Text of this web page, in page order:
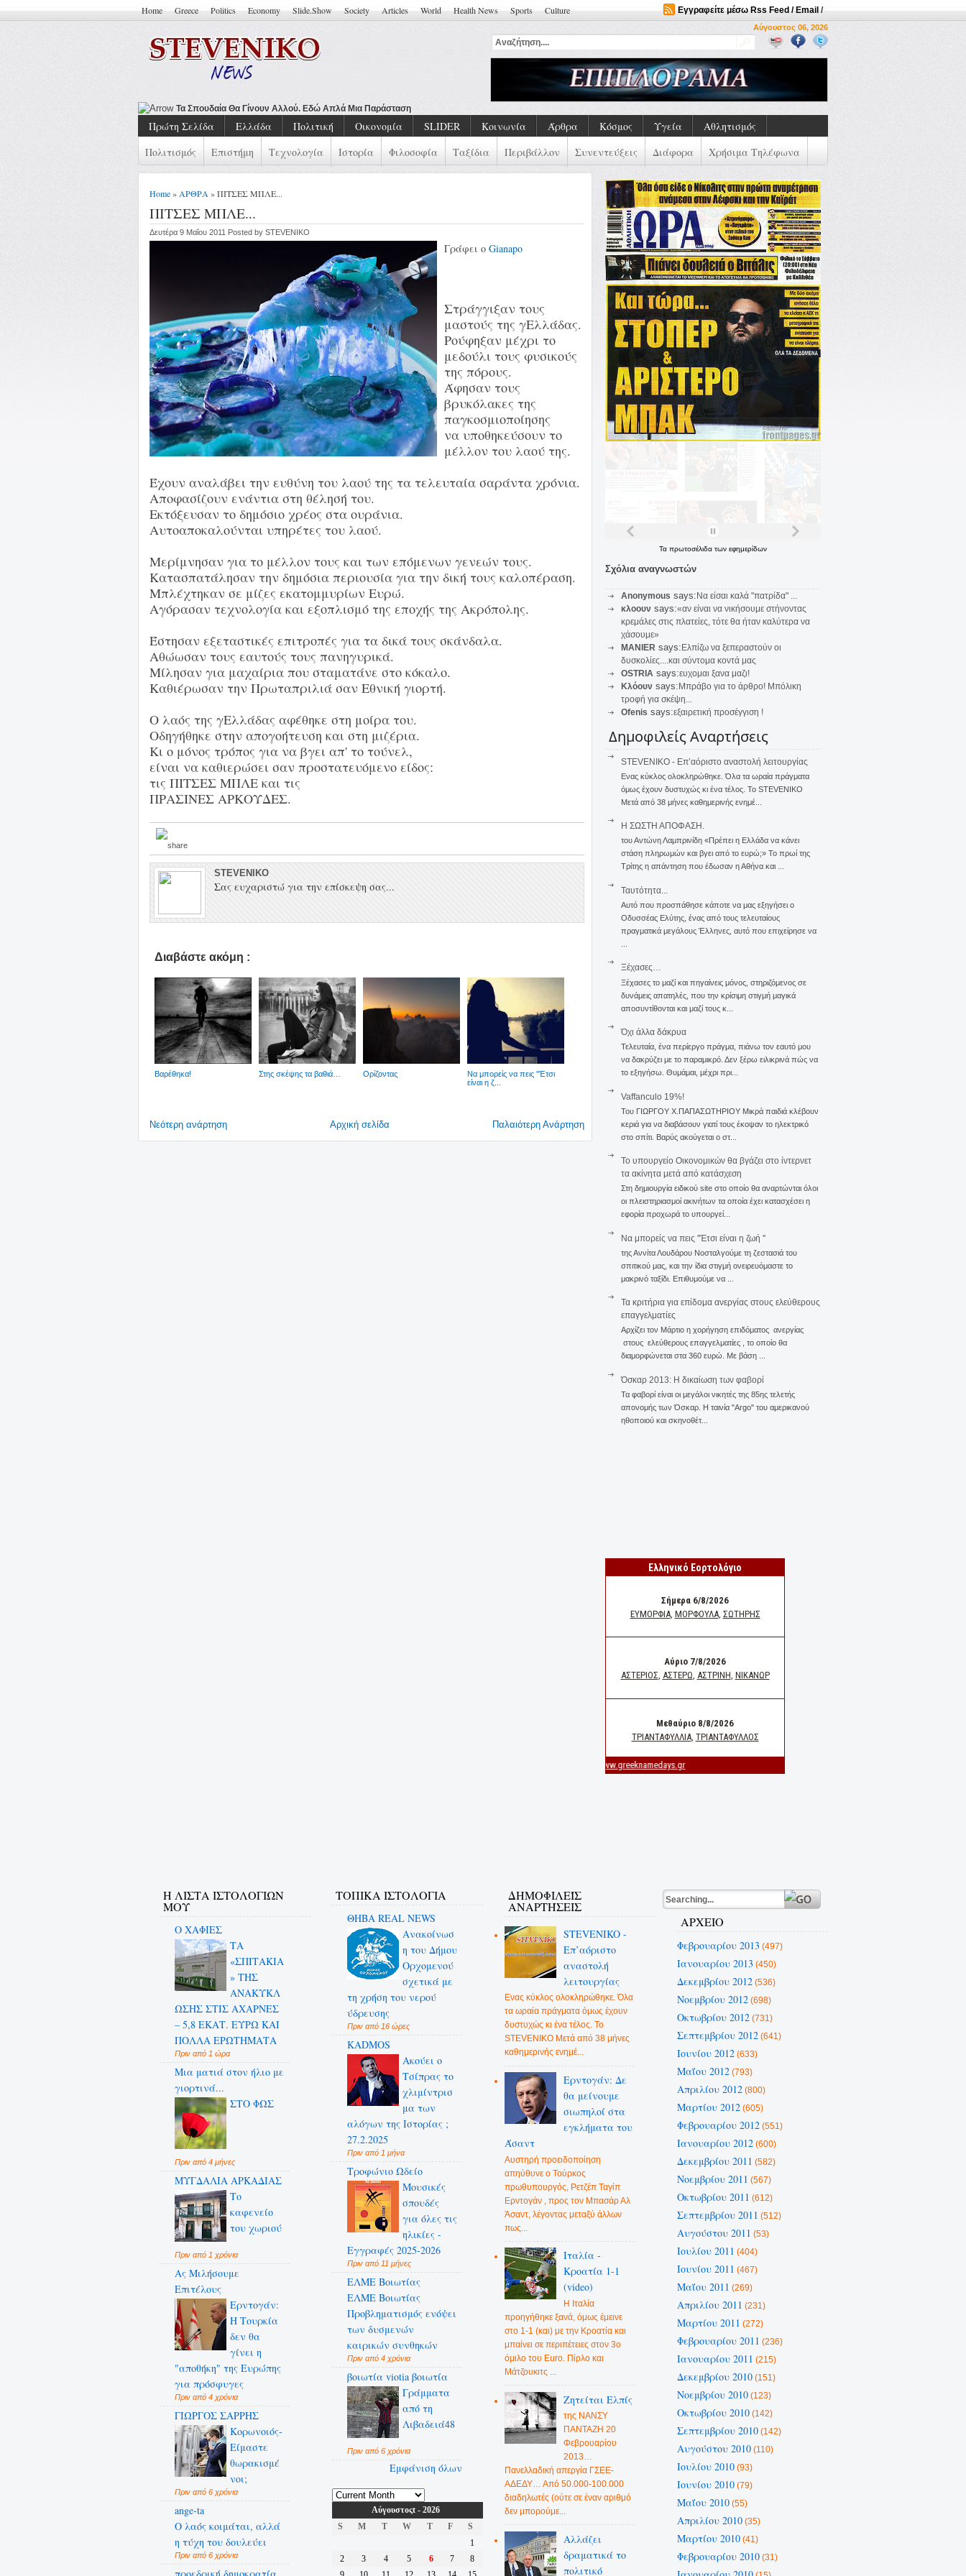
Home Greece Politics Economy Slide.Show Society Articles World Health News Sports Culture Εγγραφείτε μέσω Rss Feed / Email /
Αύγουστος 06, 2026
Τα Σπουδαία Θα Γίνουν Αλλού. Εδώ Απλά Μια Παράσταση
Πρώτη Σελίδα Ελλάδα Πολιτική Οικονομία SLIDER Κοινωνία Άρθρα Κόσμος Υγεία
Αθλητισμός
Πολιτισμός
Επιστήμη Τεχνολογία Ιστορία Φιλοσοφία Ταξίδια Περιβάλλον Συνεντεύξεις Διάφορα Χρήσιμα Τηλέφωνα
Home» ΑΡΘΡΑ » ΠΙΤΣΕΣ ΜΠΛΕ...
ΠΙΤΣΕΣ ΜΠΛΕ...
Δευτέρα 9 Μαΐου 2011 Posted by STEVENIKO
Γράφει ο Gianapo
Στράγγιξαν τους
μαστούς της γΕλλάδας.
Ρούφηξαν μέχρι το
μεδούλι τους φυσικούς
της πόρους.
Άφησαν τους
βρυκόλακες της
παγκοσμιοποίησης
να υποθηκεύσουν το
μέλλον του λαού της.
Έχουν αναλάβει την ευθύνη του λαού της τα τελευταία σαράντα χρόνια.
Αποφασίζουν ενάντια στη θέλησή του.
Εκτόξευσαν το δημόσιο χρέος στα ουράνια.
Αυτοαποκαλούνται υπηρέτες του λαού.
Μερίμνησαν για το μέλλον τους και των επόμενων γενεών τους.
Κατασπατάλησαν την δημόσια περιουσία για την δική τους καλοπέραση.
Μπλέχτηκαν σε μίζες εκατομμυρίων Ευρώ.
Αγόρασαν τεχνολογία και εξοπλισμό της εποχής της Ακρόπολης.
Έστησαν εξεταστικές επιτροπές για τα δικά τους σκάνδαλα.
Αθώωσαν τους εαυτούς τους πανηγυρικά.
Μίλησαν για μαχαίρια που σταματάνε στο κόκαλο.
Καθιέρωσαν την Πρωταπριλιά σαν Εθνική γιορτή.
Ο λαός της γΕλλάδας αφέθηκε στη μοίρα του.
Οδηγήθηκε στην απογοήτευση και στη μιζέρια.
Κι ο μόνος τρόπος για να βγει απ' το τούνελ,
είναι να καθιερώσει σαν προστατευόμενο είδος:
τις ΠΙΤΣΕΣ ΜΠΛΕ και τις
ΠΡΑΣΙΝΕΣ ΑΡΚΟΥΔΕΣ.
STEVENIKO
Σας ευχαριστώ για την επίσκεψη σας...
Διαβάστε ακόμη :
Βαρέθηκα! Στης σκέψης τα βαθιά… Ορίζοντας
Να μπορείς να πεις ''Έτσι
είναι η ζ...
Νεότερη ανάρτηση Παλαιότερη Ανάρτηση
Αρχική σελίδα
Τα πρωτοσέλιδα των εφημερίδων
Σχόλια αναγνωστών
Anonymous says: Να είσαι καλά "πατρίδα" ...
κλοουν says:«αν είναι να νικήσουμε στήνοντας
κρεμάλες στις πλατείες, τότε θα ήταν καλύτερα να
χάσουμε»
MANIER says: Ελπίζω να ξεπεραστούν οι
δυσκολίες....και σύντομα κοντά μας
OSTRIA says:ευχομαι ξανα μαζι!
Κλόουν says: Μπράβο για το άρθρο! Μπόλικη
τροφή για σκέψη...
Ofenis says:εξαιρετική προσέγγιση !
Δημοφιλείς Αναρτήσεις
STEVENIKO - Επ’αόριστο αναστολή λειτουργίας
Ενας κύκλος ολοκληρώθηκε. Όλα τα ωραία πράγματα
όμως έχουν δυστυχώς κι ένα τέλος. Το STEVENIKO
Μετά από 38 μήνες καθημερινής ενημέ...
Η ΣΩΣΤΗ ΑΠΟΦΑΣΗ.
του Αντώνη Λαμπρινίδη «Πρέπει η Ελλάδα να κάνει
στάση πληρωμών και βγει από το ευρώ;» Το πρωί της
Τρίτης η απάντηση που έδωσαν η Αθήνα και ...
Ταυτότητα...
Αυτό που προσπάθησε κάποτε να μας εξηγήσει ο
Οδυσσέας Ελύτης, ένας από τους τελευταίους
πραγματικά μεγάλους Έλληνες, αυτό που επιχείρησε να
Ξέχασες…
Ξέχασες το μαζί και πηγαίνεις μόνος, στηριζόμενος σε
δυνάμεις απατηλές, που την κρίσιμη στιγμή μαγικά
αποσυντίθονται και μαζί τους κ...
Όχι άλλα δάκρυα
Τελευταία, ένα περίεργο πράγμα, πιάνω τον εαυτό μου
να δακρύζει με το παραμικρό. Δεν ξέρω ειλικρινά πώς να
το εξηγήσω. Θυμάμαι, μέχρι πρι...
Vaffanculo 19%!
Του ΓΙΩΡΓΟΥ Χ.ΠΑΠΑΣΩΤΗΡΙΟΥ Μικρά παιδιά κλέβουν
κεριά για να διαβάσουν γιατί τους έκοψαν το ηλεκτρικό
στο σπίτι. Βαρύς ακούγεται ο στ...
To υπουργείο Οικονομικών θα βγάζει στο ίντερνετ
τα ακίνητα μετά από κατάσχεση
Στη δημιουργία ειδικού site στο οποίο θα αναρτώνται όλοι
οι πλειστηριασμοί ακινήτων τα οποία έχει κατασχέσει η
εφορία προχωρά το υπουργεί...
Να μπορείς να πεις ''Έτσι είναι η ζωή ''
της Αννίτα Λουδάρου Νοσταλγούμε τη ζεστασιά του
σπιτικού μας, και την ίδια στιγμή ονειρευόμαστε το
μακρινό ταξίδι. Επιθυμούμε να ...
Τα κριτήρια για επίδομα ανεργίας στους ελεύθερους
επαγγελματίες
Αρχίζει τον Μάρτιο η χορήγηση επιδόματος ανεργίας
στους ελεύθερους επαγγελματίες , το οποίο θα
διαμορφώνεται στα 360 ευρώ. Με βάση ...
Όσκαρ 2013: Η δικαίωση των φαβορί
Τα φαβορί είναι οι μεγάλοι νικητές της 85ης τελετής
απονομής των Όσκαρ. Η ταινία "Αrgo" του αμερικανού
ηθοποιού και σκηνοθέτ...
Η ΛΙΣΤΑ ΙΣΤΟΛΟΓΙΩΝ
ΜΟΥ
Ο ΧΑΦΙΕΣ
ΤΑ
«ΣΠΙΤΑΚΙΑ
» ΤΗΣ
ΑΝΑΚΥΚΛ
ΩΣΗΣ ΣΤΙΣ ΑΧΑΡΝΕΣ
– 5,8 ΕΚΑΤ. ΕΥΡΩ ΚΑΙ
ΠΟΛΛΑ ΕΡΩΤΗΜΑΤΑ
Πριν από 1 ώρα
Μια ματιά στον ήλιο με
γιορτινά...
ΣΤΟ ΦΩΣ
Πριν από 4 μήνες
ΜΥΓΔΑΛΙΑ ΑΡΚΑΔΙΑΣ
Το
καφενείο
του χωριού
Πριν από 1 χρόνια
Ας Μιλήσουμε
Επιτέλους
Ερντογάν:
Η Τουρκία
δεν θα
γίνει η
"αποθήκη" της Ευρώπης
για πρόσφυγες
Πριν από 4 χρόνια
ΓΙΩΡΓΟΣ ΣΑΡΡΗΣ
Κορωνοιός-
Είμαστε
θωρακισμέ
νοι;
Πριν από 6 χρόνια
ange-ta
Ο λαός κοιμάται, αλλά
η τύχη του δουλεύει
Πριν από 6 χρόνια
προεδρική δημοκρατία
ΤΟΠΙΚΑ ΙΣΤΟΛΟΓΙΑ
ΘΗΒΑ REAL NEWS
Ανακοίνωσ
η του Δήμου
Ορχομενού
σχετικά με
τη χρήση του νερού
ύδρευσης
Πριν από 16 ώρες
KADMOS
Ακούει ο
Τσίπρας το
χλιμίντρισ
μα των
αλόγων της Ιστορίας ;
27.2.2025
Πριν από 1 μήνα
Τροφώνιο Ωδείο
Mουσικές
σπουδές
για όλες τις
ηλικίες -
Εγγραφές 2025-2026
Πριν από 11 μήνες
ΕΛΜΕ Βοιωτίας
ΕΛΜΕ Βοιωτίας
Προβληματισμός ενόψει
των δυσμενών
καιρικών συνθηκών
Πριν από 4 χρόνια
βοιωτία viotia βοιωτία
Γράμματα
από τη
Λιβαδειά48
Πριν από 6 χρόνια
Εμφάνιση όλων
Αύγουστοςt - 2026
S
M T W T F
S
1
2
3 4 5 6 7
8
ΔΗΜΟΦΙΛΕΊΣ
ΑΝΑΡΤΉΣΕΙΣ
STEVENIKO -
Επ’αόριστο
αναστολή
λειτουργίας
Ενας κύκλος ολοκληρώθηκε. Όλα
τα ωραία πράγματα όμως έχουν
δυστυχώς κι ένα τέλος. Το
STEVENIKO Μετά από 38 μήνες
καθημερινής ενημέ...
Ερντογάν: Δε
θα μείνουμε
σιωπηλοί στα
εγκλήματα του
Άσαντ
Αυστηρή προειδοποίηση
απηύθυνε ο Τούρκος
πρωθυπουργός, Ρετζέπ Ταγίπ
Ερντογάν , προς τον Μπασάρ Αλ
Άσαντ, λέγοντας μεταξύ άλλων
πως...
Ιταλία -
Κροατία 1-1
(video)
Η Ιταλία
προηγήθηκε ξανά, όμως έμεινε
στο 1-1 (και) με την Κροατία και
μπαίνει σε περιπέτειες στον 3ο
όμιλο του Euro. Πίρλο και
Μάτζουκιτς ...
Ζητείται Ελπίς
της ΝΑΝΣΥ
ΠΑΝΤΑΖΗ 20
Φεβρουαρίου
2013…
Πανελλαδική απεργία ΓΣΕΕ-
ΑΔΕΔΥ… Από 50.000-100.000
διαδηλωτές (ούτε σε έναν αριθμό
δεν μπορούμε...
Αλλάζει
δραματικά το
πολιτικό
ΑΡΧΕΙΟ
Φεβρουαρίου 2013 (497)
Ιανουαρίου 2013 (450)
Δεκεμβρίου 2012(536)
Νοεμβρίου 2012(698)
Οκτωβρίου 2012(731)
Σεπτεμβρίου 2012(641)
Ιουνίου 2012(633)
Μαΐου 2012(793)
Απριλίου 2012(800)
Μαρτίου 2012(605)
Φεβρουαρίου 2012(551)
Ιανουαρίου 2012(600)
Δεκεμβρίου 2011 (582)
Νοεμβρίου 2011 (567)
Οκτωβρίου 2011 (612)
Σεπτεμβρίου 2011 (512)
Αυγούστου 2011 (53)
Ιουλίου 2011 (404)
Ιουνίου 2011 (467)
Μαΐου 2011 (269)
Απριλίου 2011 (231)
Μαρτίου 2011 (272)
Φεβρουαρίου 2011 (236)
Ιανουαρίου 2011 (215)
Δεκεμβρίου 2010(151)
Νοεμβρίου 2010(123)
Οκτωβρίου 2010(142)
Σεπτεμβρίου 2010(142)
Αυγούστου 2010(110)
Ιουλίου 2010(93)
Ιουνίου 2010(79)
Μαΐου 2010(55)
Απριλίου 2010(35)
Μαρτίου 2010(41)
Φεβρουαρίου 2010(31)